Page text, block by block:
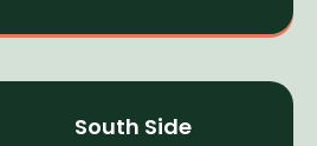
South Side